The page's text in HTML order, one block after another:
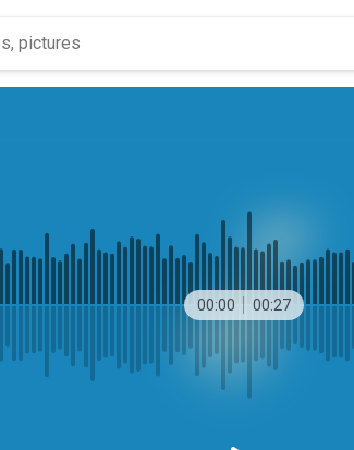
00:00 00:27